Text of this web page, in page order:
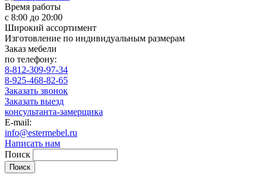
Время работы
с 8:00 до 20:00
Широкий ассортимент
Изготовление по индивидуальным размерам
Заказ мебели
по телефону:
8-812-309-97-34
8-925-468-82-65
Заказать звонок
Заказать выезд
консультанта-замерщика
E-mail:
info@estermebel.ru
Написать нам
Поиск